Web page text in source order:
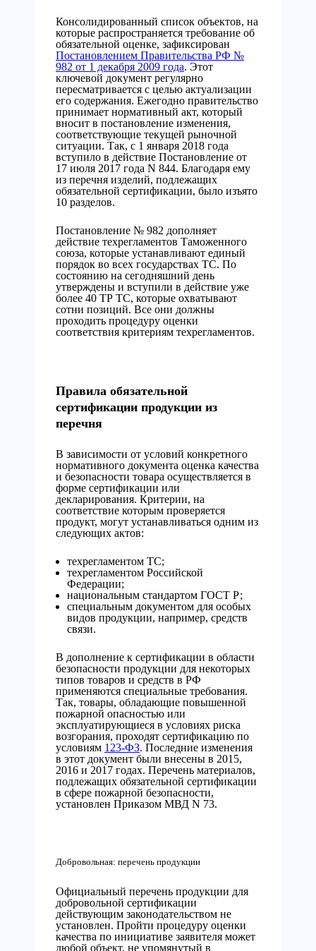
Консолидированный список объектов, на
которые распространяется требование об
обязательной оценке, зафиксирован
Постановлением Правительства РФ №
982 от 1 декабря 2009 года. Этот
ключевой документ регулярно
пересматривается с целью актуализации
его содержания. Ежегодно правительство
принимает нормативный акт, который
вносит в постановление изменения,
соответствующие текущей рыночной
ситуации. Так, с 1 января 2018 года
вступило в действие Постановление от
17 июля 2017 года N 844. Благодаря ему
из перечня изделий, подлежащих
обязательной сертификации, было изъято
10 разделов.
Постановление № 982 дополняет
действие техрегламентов Таможенного
союза, которые устанавливают единый
порядок во всех государствах ТС. По
состоянию на сегодняшний день
утверждены и вступили в действие уже
более 40 ТР ТС, которые охватывают
сотни позиций. Все они должны
проходить процедуру оценки
соответствия критериям техрегламентов.
Правила обязательной
сертификации продукции из
перечня
В зависимости от условий конкретного
нормативного документа оценка качества
и безопасности товара осуществляется в
форме сертификации или
декларирования. Критерии, на
соответствие которым проверяется
продукт, могут устанавливаться одним из
следующих актов:
техрегламентом ТС;
техрегламентом Российской
Федерации;
национальным стандартом ГОСТ Р;
специальным документом для особых
видов продукции, например, средств
связи.
В дополнение к сертификации в области
безопасности продукции для некоторых
типов товаров и средств в РФ
применяются специальные требования.
Так, товары, обладающие повышенной
пожарной опасностью или
эксплуатирующиеся в условиях риска
возгорания, проходят сертификацию по
условиям 123-ФЗ. Последние изменения
в этот документ были внесены в 2015,
2016 и 2017 годах. Перечень материалов,
подлежащих обязательной сертификации
в сфере пожарной безопасности,
установлен Приказом МВД N 73.
Добровольная: перечень продукции
Официальный перечень продукции для
добровольной сертификации
действующим законодательством не
установлен. Пройти процедуру оценки
качества по инициативе заявителя может
любой объект, не упомянутый в